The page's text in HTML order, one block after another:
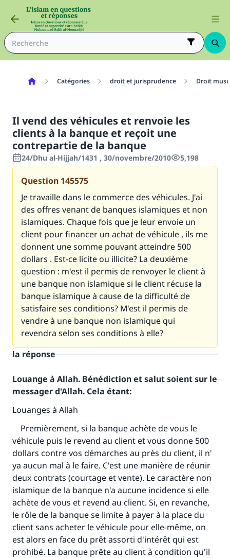
Catégories droit et jurisprudence Droit
Il vend des véhicules et renvoie les
clients à la banque et reçoit une
contrepartie de la banque
24/Dhu al-Hijjah/1431 , 30/novembre/2010 5,198
Question 145575
Je travaille dans le commerce des véhicules. J'ai
des offres venant de banques islamiques et non
islamiques. Chaque fois que je leur envoie un
client pour financer un achat de véhicule , ils me
donnent une somme pouvant atteindre 500
dollars . Est-ce licite ou illicite? La deuxième
question : m'est il permis de renvoyer le client à
une banque non islamique si le client récuse la
banque islamique à cause de la difficulté de
satisfaire ses conditions? M'est il permis de
vendre à une banque non islamique qui
revendra selon ses conditions à elle?
la réponse
Louange à Allah. Bénédiction et salut soient sur le
messager d'Allah. Cela étant:
Louanges à Allah
Premièrement, si la banque achète de vous le
véhicule puis le revend au client et vous donne 500
dollars contre vos démarches au près du client, il n'
ya aucun mal à le faire. C'est une manière de réunir
deux contrats (courtage et vente). Le caractère non
islamique de la banque n'a aucune incidence si elle
achète de vous et revend au client. Si, en revanche,
le rôle de la banque se limite à payer à la place du
client sans acheter le véhicule pour elle-même, on
est alors en face du prêt assorti d'intérêt qui est
prohibé. La banque prête au client à condition qu'il
Faites une différence dans la vie de
millions de personnes grâce à votre
contribution
Aidez nous à apporter des réponses.